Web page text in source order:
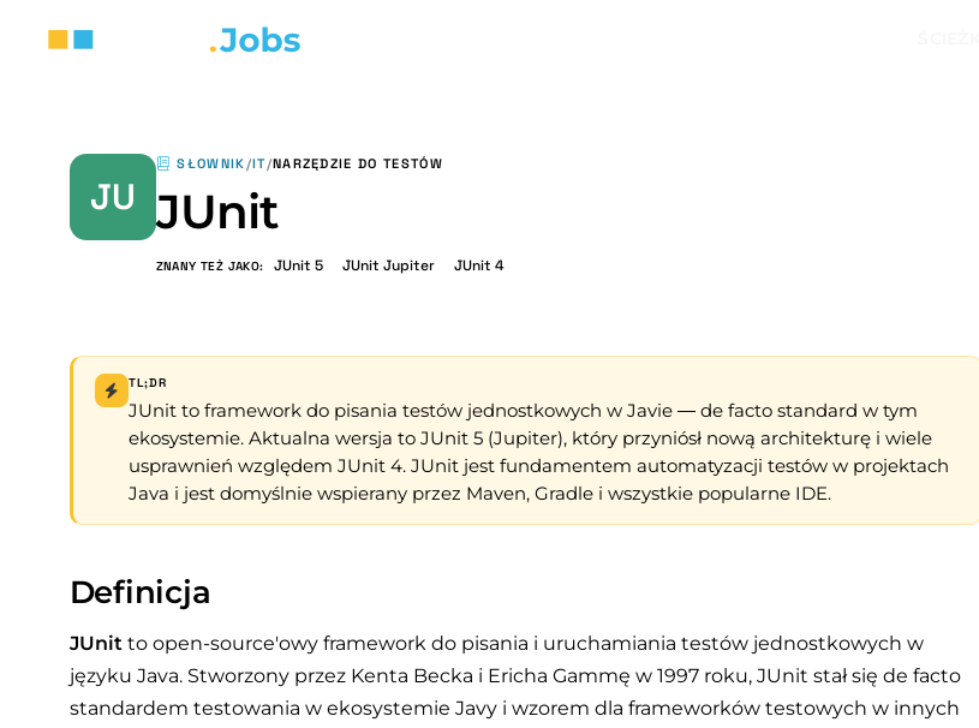
JU
SŁOWNIK/IT/NARZĘDZIE DO TESTÓW
JUnit
ZNANY TEŻ JAKO: JUnit 5 JUnit Jupiter JUnit 4
TL;DR
JUnit to framework do pisania testów jednostkowych w Javie — de facto standard w tym
ekosystemie. Aktualna wersja to JUnit 5 (Jupiter), który przyniósł nową architekturę i wiele
usprawnień względem JUnit 4. JUnit jest fundamentem automatyzacji testów w projektach
Java i jest domyślnie wspierany przez Maven, Gradle i wszystkie popularne IDE.
Definicja
JUnitto open-source'owy framework do pisania i uruchamiania testów jednostkowych w
języku Java. Stworzony przez Kenta Becka i Ericha Gammę w 1997 roku, JUnit stał się de facto
standardem testowania w ekosystemie Javy i wzorem dla frameworków testowych w innych